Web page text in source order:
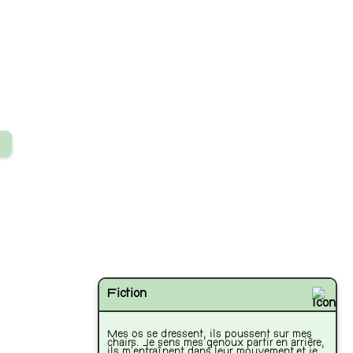
Fiction
Mes os se dressent, ils poussent sur mes
chairs. Je sens mes genoux partir en arrière,